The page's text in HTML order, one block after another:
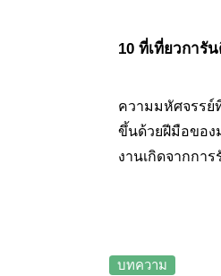
10 ที่เที่ยวการั
ความมหัศจรรย์
ขึ้นด้วยฝีมือของ
งานเกิดจากกา
ชม 10 สถานที่ทั่
มรดกโลก จาก
ยอดฮิตที่ได้รับค
บทความ